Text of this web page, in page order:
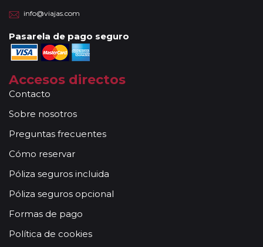
info@viajas.com
Pasarela de pago seguro
Accesos directos
Contacto
Sobre nosotros
Preguntas frecuentes
Cómo reservar
Póliza seguros incluida
Póliza seguros opcional
Formas de pago
Política de cookies